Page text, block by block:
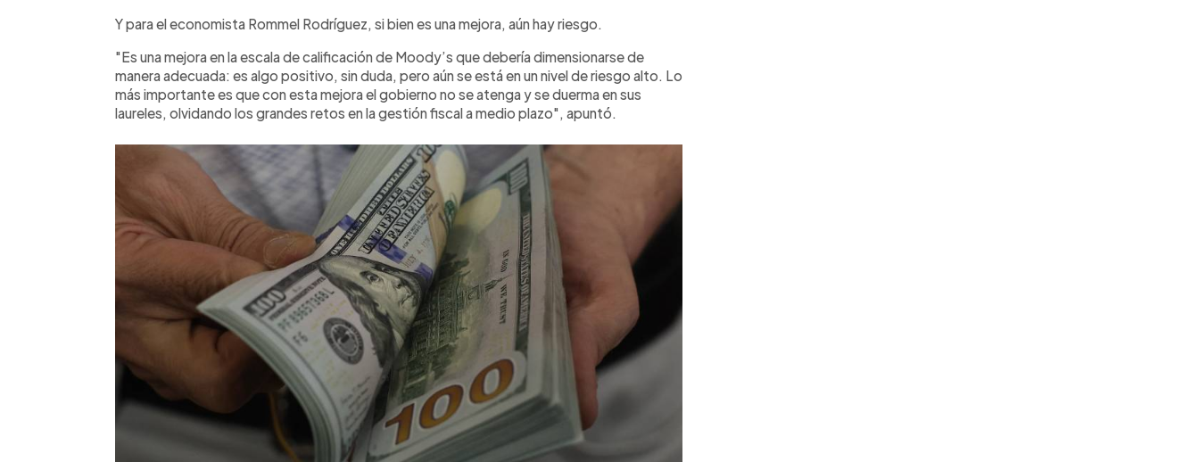
Y para el economista Rommel Rodríguez, si bien es una mejora, aún hay riesgo.
"Es una mejora en la escala de calificación de Moody’s que debería dimensionarse de
manera adecuada: es algo positivo, sin duda, pero aún se está en un nivel de riesgo alto. Lo
más importante es que con esta mejora el gobierno no se atenga y se duerma en sus
laureles, olvidando los grandes retos en la gestión fiscal a medio plazo", apuntó.